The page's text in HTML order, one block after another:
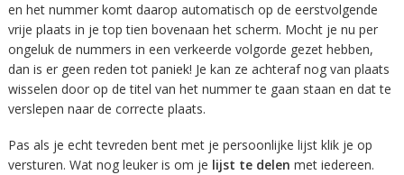
en het nummer komt daarop automatisch op de eerstvolgende
vrije plaats in je top tien bovenaan het scherm. Mocht je nu per
ongeluk de nummers in een verkeerde volgorde gezet hebben,
dan is er geen reden tot paniek! Je kan ze achteraf nog van plaats
wisselen door op de titel van het nummer te gaan staan en dat te
verslepen naar de correcte plaats.
Pas als je echt tevreden bent met je persoonlijke lijst klik je op
versturen. Wat nog leuker is om je lijst te delen met iedereen.